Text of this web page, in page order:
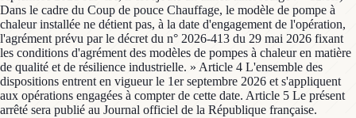
Dans le cadre du Coup de pouce Chauffage, le modèle de pompe à
chaleur installée ne détient pas, à la date d'engagement de l'opération,
l'agrément prévu par le décret du n° 2026-413 du 29 mai 2026 fixant
les conditions d'agrément des modèles de pompes à chaleur en matière
de qualité et de résilience industrielle. » Article 4 L'ensemble des
dispositions entrent en vigueur le 1er septembre 2026 et s'appliquent
aux opérations engagées à compter de cette date. Article 5 Le présent
arrêté sera publié au Journal officiel de la République française.